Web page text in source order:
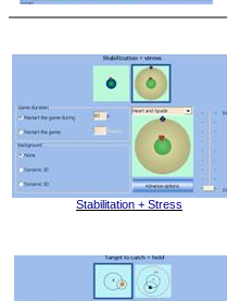
Stabilitation + Stress